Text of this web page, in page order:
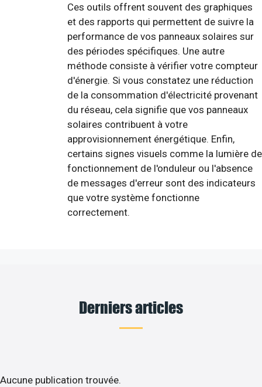
Ces outils offrent souvent des graphiques
et des rapports qui permettent de suivre la
performance de vos panneaux solaires sur
des périodes spécifiques. Une autre
méthode consiste à vérifier votre compteur
d'énergie. Si vous constatez une réduction
de la consommation d'électricité provenant
du réseau, cela signifie que vos panneaux
solaires contribuent à votre
approvisionnement énergétique. Enfin,
certains signes visuels comme la lumière de
fonctionnement de l'onduleur ou l'absence
de messages d'erreur sont des indicateurs
que votre système fonctionne
correctement.
Derniers articles
Aucune publication trouvée.